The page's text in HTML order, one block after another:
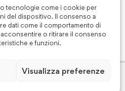
tecnologie come i cookie per
del dispositivo. Il consenso a
dati come il comportamento di
o ritirare il consenso
e funzioni.
Visualizza preferenze